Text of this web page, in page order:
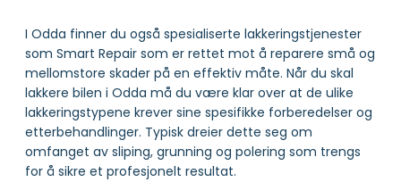
I Odda finner du også spesialiserte lakkeringstjenester
som Smart Repair som er rettet mot å reparere små og
mellomstore skader på en effektiv måte. Når du skal
lakkere bilen i Odda må du være klar over at de ulike
lakkeringstypene krever sine spesifikke forberedelser og
etterbehandlinger. Typisk dreier dette seg om
omfanget av sliping, grunning og polering som trengs
for å sikre et profesjonelt resultat.